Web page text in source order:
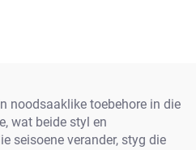
noodsaaklike toebehore in die
wat beide styl en
seisoene verander, styg die